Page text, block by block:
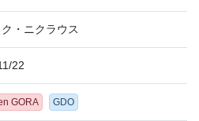
・ニクラウス
22
GORA GDO